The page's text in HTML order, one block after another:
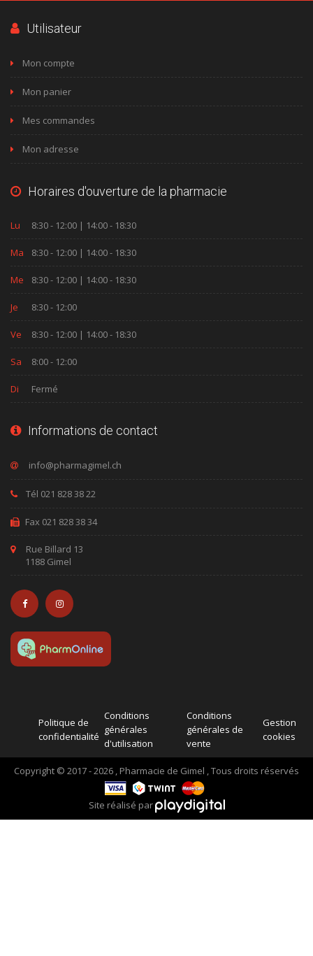
Utilisateur
Mon compte
Mon panier
Mes commandes
Mon adresse
Horaires d'ouverture de la pharmacie
Lu 8:30 - 12:00 | 14:00 - 18:30
Ma 8:30 - 12:00 | 14:00 - 18:30
Me 8:30 - 12:00 | 14:00 - 18:30
Je 8:30 - 12:00
Ve 8:30 - 12:00 | 14:00 - 18:30
Sa 8:00 - 12:00
Di Fermé
Informations de contact
Tél 021 828 38 22
Fax 021 828 38 34
Rue Billard 13
1188 Gimel
Politique de
confidentialité
Conditions
générales
d'utilisation
Conditions
générales de
vente
Gestion
cookies
Copyright © 2017 - 2026 , Pharmacie de Gimel , Tous droits réservés
Site réalisé par